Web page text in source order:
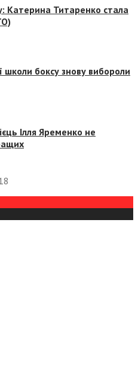
Катерина Титаренко стала
школи боксу знову вибороли
Ілля Яременко не